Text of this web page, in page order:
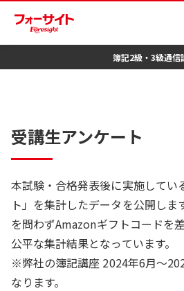
簿記2級・3級通信
受講生アンケート
本試験・合格発表後に実施してい
ト」を集計したデータを公開しま
を問わずAmazonギフトコードを
公平な集計結果となっています。
※弊社の簿記講座 2024年6月〜
なります。